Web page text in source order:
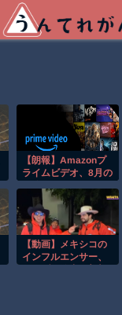
【朗報】Amazonプ
ライムビデオ、8月の
凄さ！体感気温50度
越えへ
【動画】メキシコの
インフルエンサー、